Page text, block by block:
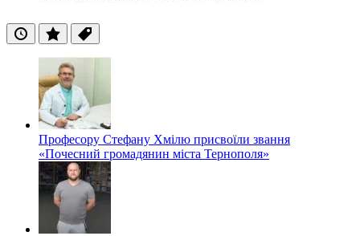
ОстанніПопулярні
Теги
Професору Стефану Хмілю присвоїли звання
«Почесний громадянин міста Тернополя»